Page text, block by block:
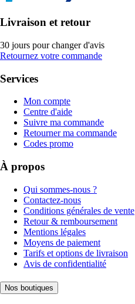
Livraison et retour
30 jours pour changer d'avis
Retournez votre commande
Services
Mon compte
Centre d'aide
Suivre ma commande
Retourner ma commande
Codes promo
À propos
Qui sommes-nous ?
Contactez-nous
Conditions générales de vente
Retour & remboursement
Mentions légales
Moyens de paiement
Tarifs et options de livraison
Avis de confidentialité
Nos boutiques